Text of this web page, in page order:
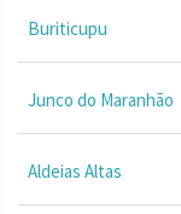
Buriticupu
Junco do Maranhão
Aldeias Altas